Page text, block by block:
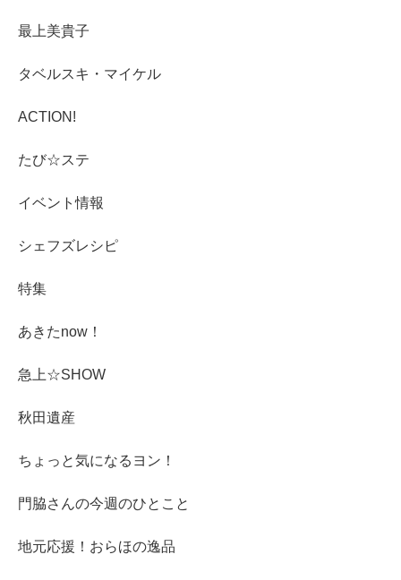
最上美貴子
タベルスキ・マイケル
ACTION!
たび☆ステ
イベント情報
シェフズレシピ
特集
あきたnow！
急上☆SHOW
秋田遺産
ちょっと気になるヨン！
門脇さんの今週のひとこと
地元応援！おらほの逸品